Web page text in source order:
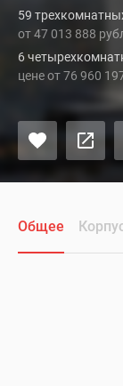
59
от 47 013 888
6
цене от 76 960
Общее